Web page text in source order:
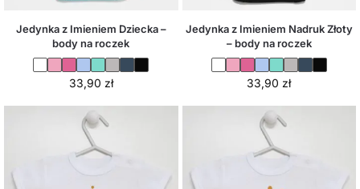
Jedynka z Imieniem Dziecka –
body na roczek
33,90 zł
Jedynka z Imieniem Nadruk Złoty
– body na roczek
33,90 zł